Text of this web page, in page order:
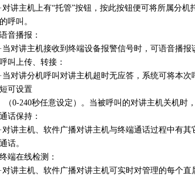
·对讲主机上有“托管”按钮，按此按钮便可将所属分
的呼叫。
语音播报：
·当对讲主机接收到终端设备报警信号时，可语音播报
呼叫上传、转接：
·当对讲分机呼叫对讲主机超时无应答，系统可将本
短可设置
（0-240秒任意设定）。当被呼叫的对讲主机关机时
通话保持：
·对讲主机、软件广播对讲主机与终端通话过程中有
通话。
终端在线检测：
·对讲主机、软件广播对讲主机可实时对管理的每个